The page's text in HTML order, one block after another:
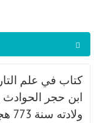
كتاب في علم
ابن حجر